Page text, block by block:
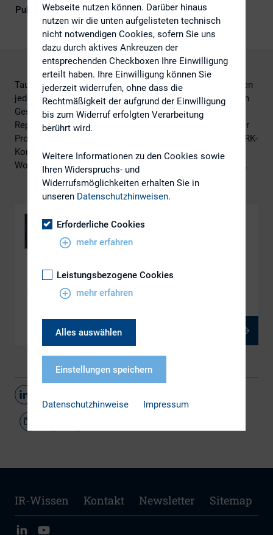
Publikationsform
DIRK-Publikationen
Tausende Stunden fließen in börsennotierten Unternehmen
jedes Jahr in die Planung, Erstellung und Abstimmung von
Geschäftsberichten. Doch wie wird aus komplexem
Reporting ein effizienter, kollaborativer und wirkungsvoller
Prozess? Der Workshop vom 30. Juni 2026 auf der 29. DIRK-
Konferenz zeigte, wie DAX-Konzerne ihr Reporting mit
Workiva schneller, transparenter und effizienter gestalten.
DOWNLOAD
5.4 Workiva-driven Reporting bei adidas & Co.
IR-Wissen Kontakt Newsletter Sitemap
Webseite nutzen können. Darüber hinaus
nutzen wir die unten aufgelisteten technisch
nicht notwendigen Cookies, sofern Sie uns
dazu durch aktives Ankreuzen der
entsprechenden Checkboxen Ihre Einwilligung
erteilt haben. Ihre Einwilligung können Sie
jederzeit widerrufen, ohne dass die
Rechtmäßigkeit der aufgrund der Einwilligung
bis zum Widerruf erfolgten Verarbeitung
berührt wird.
Weitere Informationen zu den Cookies sowie
Ihren Widerspruchs- und
Widerrufsmöglichkeiten erhalten Sie in
unseren Datenschutzhinweisen.
Erforderliche Cookies
mehr erfahren
Leistungsbezogene Cookies
mehr erfahren
Alles auswählen
Einstellungen speichern
Datenschutzhinweise Impressum